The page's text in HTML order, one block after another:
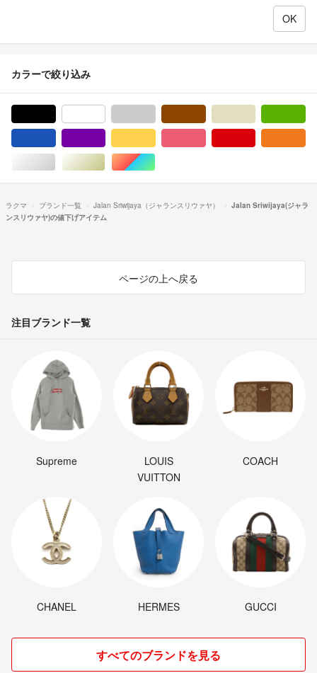
カラーで絞り込み
シルバー/銀色系ゴールド/金色系マルチカラー
ラクマ ブランド一覧 Jalan Sriwijaya（ジャランスリウァヤ）
Jalan Sriwijaya(ジャラ
ンスリウァヤ)の値下げアイテム
ページの上へ戻る
注目ブランド一覧
Supreme
LOUIS
VUITTON
COACH
CHANEL HERMES GUCCI
すべてのブランドを見る